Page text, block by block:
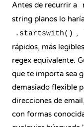
Antes de recurrir a
string planos lo
.startswith() ,
rápidos, más
regex equivalente.
que te importa sea
demasiado flexible
direcciones de
con formas